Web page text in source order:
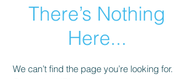
There’s Nothing
Here...
We can’t find the page you’re looking for.